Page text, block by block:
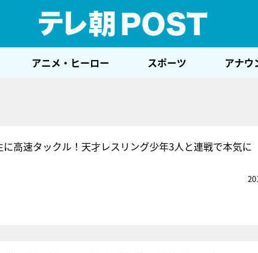
アニメ・ヒーロー スポーツ アナウ
高速タックル！天才レスリング少年3人と連戦で本気に